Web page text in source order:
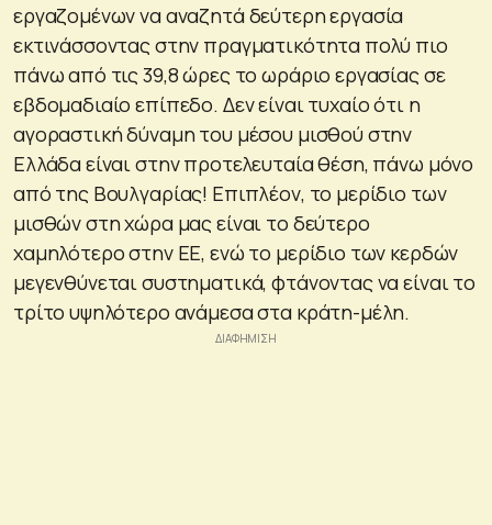
εργαζομένων να αναζητά δεύτερη εργασία
εκτινάσσοντας στην πραγματικότητα πολύ πιο
πάνω από τις 39,8 ώρες το ωράριο εργασίας σε
εβδομαδιαίο επίπεδο. Δεν είναι τυχαίο ότι η
αγοραστική δύναμη του μέσου μισθού στην
Ελλάδα είναι στην προτελευταία θέση, πάνω μόνο
από της Βουλγαρίας! Επιπλέον, το μερίδιο των
μισθών στη χώρα μας είναι το δεύτερο
χαμηλότερο στην ΕΕ, ενώ το μερίδιο των κερδών
μεγενθύνεται συστηματικά, φτάνοντας να είναι το
τρίτο υψηλότερο ανάμεσα στα κράτη-μέλη.